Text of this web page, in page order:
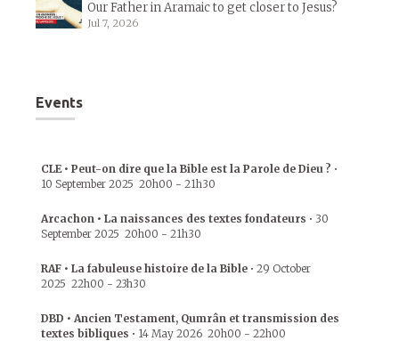
Our Father in Aramaic to get closer to Jesus?
Jul 7, 2026
Events
CLE • Peut-on dire que la Bible est la Parole de Dieu ? •
10 September 2025 20h00 - 21h30
Arcachon • La naissances des textes fondateurs • 30
September 2025 20h00 - 21h30
RAF • La fabuleuse histoire de la Bible • 29 October
2025 22h00 - 23h30
DBD • Ancien Testament, Qumrân et transmission des
textes bibliques • 14 May 2026 20h00 - 22h00